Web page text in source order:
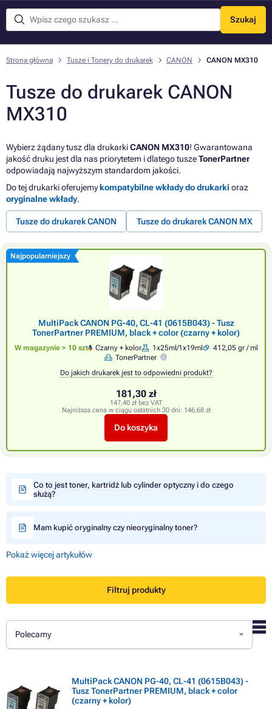
Szukaj
Menu
Strona główna Tusze i Tonery do drukarek CANON CANON MX310
Tusze do drukarek CANON
MX310
Wybierz żądany tusz dla drukarkiCANON MX310! Gwarantowana
jakość druku jest dla nas priorytetem i dlatego tuszeTonerPartner
odpowiadają najwyższym standardom jakości.
Do tej drukarki oferujemykompatybilne wkłady do drukarki oraz
oryginalne wkłady.
Tusze do drukarek CANON Tusze do drukarek CANON MX
Najpopularniejszy
MultiPack CANON PG-40, CL-41 (0615B043) - Tusz
TonerPartner PREMIUM, black + color (czarny + kolor)
W magazynie > 10 szt Czarny + kolor 1x25ml/1x19ml
412,05 gr / ml
TonerPartner
Do jakich drukarek jest to odpowiedni produkt?
181,30 zł
147,40 zł bez VAT
Najniższa cena w ciągu ostatnich 30 dni: 146,68 zł
Do koszyka
Co to jest toner, kartridż lub cylinder optyczny i do czego
służą?
Mam kupić oryginalny czy nieoryginalny toner?
Pokaż więcej artykułów
Filtruj produkty
Polecamy
MultiPack CANON PG-40, CL-41 (0615B043) -
Tusz TonerPartner PREMIUM, black + color
(czarny + kolor)